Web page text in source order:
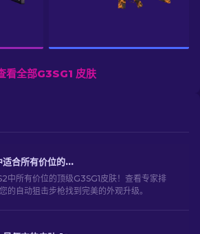
看全部G3SG1 皮肤
CS2中适合所有价位的G3SG1最佳皮肤精选
中所有价位的顶级G3SG1皮肤！查看专家排
的自动狙击步枪找到完美的外观升级。